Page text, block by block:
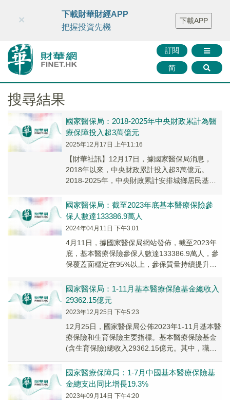
財華智庫網 FINTV FINMETA 財華證券 媒體矩陣
智庫沙龍
聯絡我們
訂閱
简
×
下載財華財經APP
把握投資先機
下載APP
搜尋結果
國家醫保局：2018-2025年中央財政累計為醫
療保障投入超3萬億元​​​​​​​
2025年12月17日 上午11:16
【財華社訊】12月17日，據國家醫保局消息，
2018年以來，中央財政累計投入超3萬億元。
2018-2025年，中央財政累計安排城鄉居民基本
國家醫保局：截至2023年底基本醫療保險參
保人數達133386.9萬人
2024年04月11日 下午3:01
4月11日，據國家醫保局網站發佈，截至2023年
底，基本醫療保險參保人數達133386.9萬人，參
保覆蓋面穩定在95%以上，參保質量持續提升。
國家醫保局：1-11月基本醫療保險基金總收入
29362.15億元
2023年12月25日 下午5:23
12月25日，國家醫保局公佈2023年1-11月基本醫
療保險和生育保險主要指標。基本醫療保險基金
(含生育保險)總收入29362.15億元。其中，職工
國家醫療保障局：1-7月中國基本醫療保險基
金總支出同比增長19.3%
2023年09月14日 下午4:20